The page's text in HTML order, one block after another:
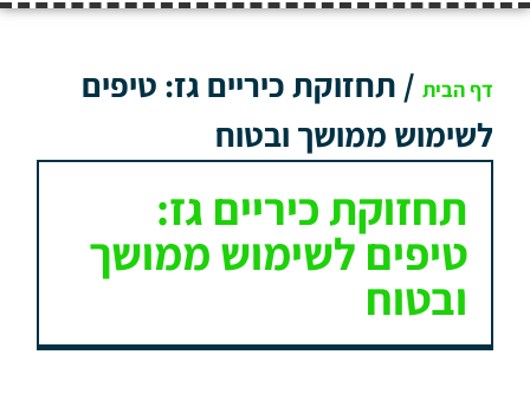
דף הבית / תחזוקת כיריים גז: טיפים
לשימוש ממושך ובטוח
תחזוקת כיריים גז:
טיפים לשימוש ממושך
ובטוח